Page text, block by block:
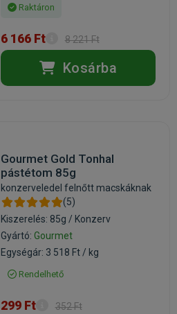
Raktáron
6 166 Ft 8 221 Ft
Kosárba
Gourmet Gold Tonhal
pástétom 85g
konzerveledel felnőtt macskáknak
(5)
Kiszerelés: 85g / Konzerv
Gyártó: Gourmet
Egységár: 3 518 Ft / kg
Rendelhető
299 Ft 352 Ft